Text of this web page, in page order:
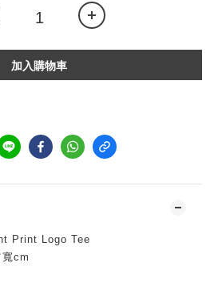
加入購物車
Print Logo Tee
cm